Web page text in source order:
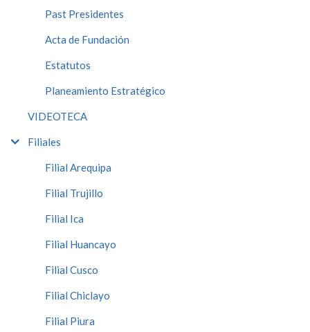
Past Presidentes
Acta de Fundación
Estatutos
Planeamiento Estratégico
VIDEOTECA
Filiales
Filial Arequipa
Filial Trujillo
Filial Ica
Filial Huancayo
Filial Cusco
Filial Chiclayo
Filial Piura